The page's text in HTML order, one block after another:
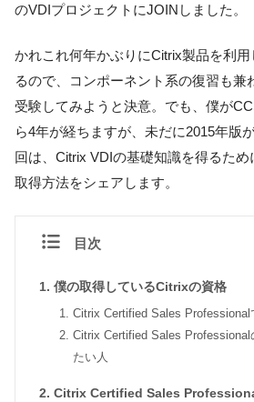
のVDIプロジェクトにJOINしました。
かれこれ何年かぶりにCitrix製品を利
るので、コンポーネント系の復習も兼
受験してみようと決意。でも、僕が
ら4年が経ちますが、未だに2015年版
回は、Citrix VDIの基礎知識を得るた
取得方法をシェアします。
目次
僕の取得しているCitrixの資格
Citrix Certified Sales Professional
Citrix Certified Sales Professional
たい人
Citrix Certified Sales